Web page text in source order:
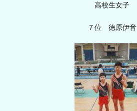
高校生女子
７位 徳原伊音